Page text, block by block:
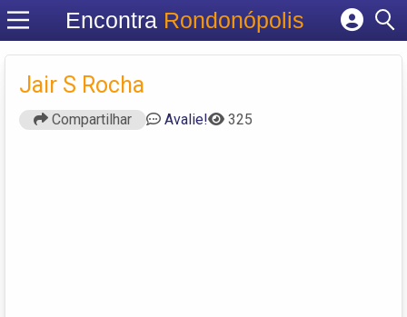
Encontra Rondonópolis
Cadastrar empresa
Jair S Rocha
Compartilhar Avalie! 325